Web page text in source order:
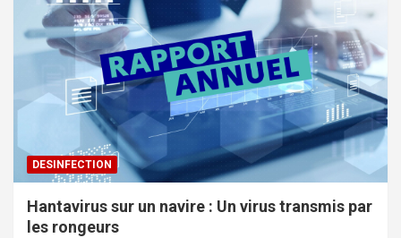
DESINFECTION
Hantavirus sur un navire : Un virus transmis par
les rongeurs